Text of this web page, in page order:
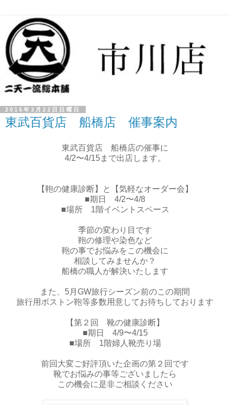
2015年3月22日日曜日
東武百貨店 船橋店 催事案内
東武百貨店 船橋店の催事に
4/2〜4/15まで出店します。
【鞄の健康診断】と【気軽なオーダー会】
■期日 4/2〜4/8
■場所 1階イベントスペース
季節の変わり目です
鞄の修理や染色など
鞄の事でお悩みをこの機会に
相談してみませんか？
船橋の職人が解決いたします
また、5月GW旅行シーズン前のこの期間
旅行用ボストン鞄等多数用意してお待ちしております
【第２回 靴の健康診断】
■期日 4/9〜4/15
■場所 1階婦人靴売り場
前回大変ご好評頂いた企画の第２回です
靴でお悩みの事等ございましたら
この機会に是非ご相談ください